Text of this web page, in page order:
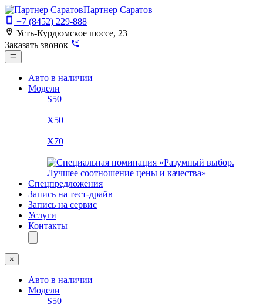
Партнер Саратов
+7 (8452) 229-888
Усть-Курдюмское шоссе, 23
Заказать звонок
Авто в наличии
Модели
S50
X50+
X70
Спецпредложения
Запись на тест-драйв
Запись на сервис
Услуги
Контакты
×
Авто в наличии
Модели
S50